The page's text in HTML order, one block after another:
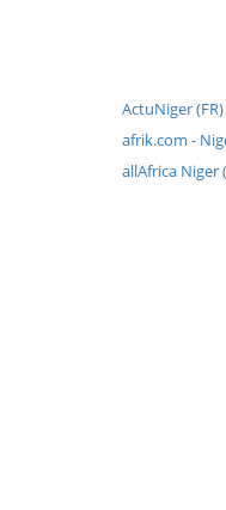
ActuNiger (FR)
afrik.com -
allAfrica Niger